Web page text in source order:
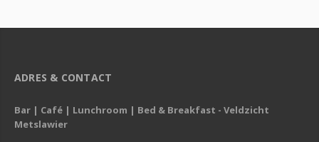
ADRES & CONTACT
Bar | Café | Lunchroom | Bed & Breakfast - Veldzicht
Metslawier